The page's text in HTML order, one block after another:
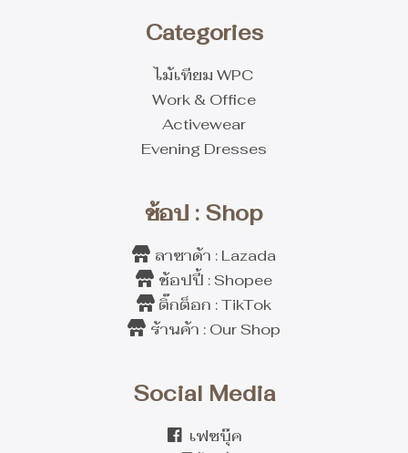
Categories
ไม้เทียม WPC
Work & Office
Activewear
Evening Dresses
ช้อป : Shop
ลาซาด้า : Lazada
ช้อปปี้ : Shopee
ติ๊กต็อก : TikTok
ร้านค้า : Our Shop
Social Media
เฟซบุ๊ค